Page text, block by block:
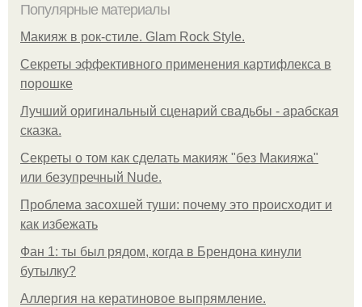
Популярные материалы
Макияж в рок-стиле. Glam Rock Style.
Секреты эффективного применения картифлекса в
порошке
Лучший оригинальный сценарий свадьбы - арабская
сказка.
Секреты о том как сделать макияж "без Макияжа"
или безупречный Nude.
Проблема засохшей туши: почему это происходит и
как избежать
Фан 1: ты был рядом, когда в Брендона кинули
бутылку?
Аллергия на кератиновое выпрямление.